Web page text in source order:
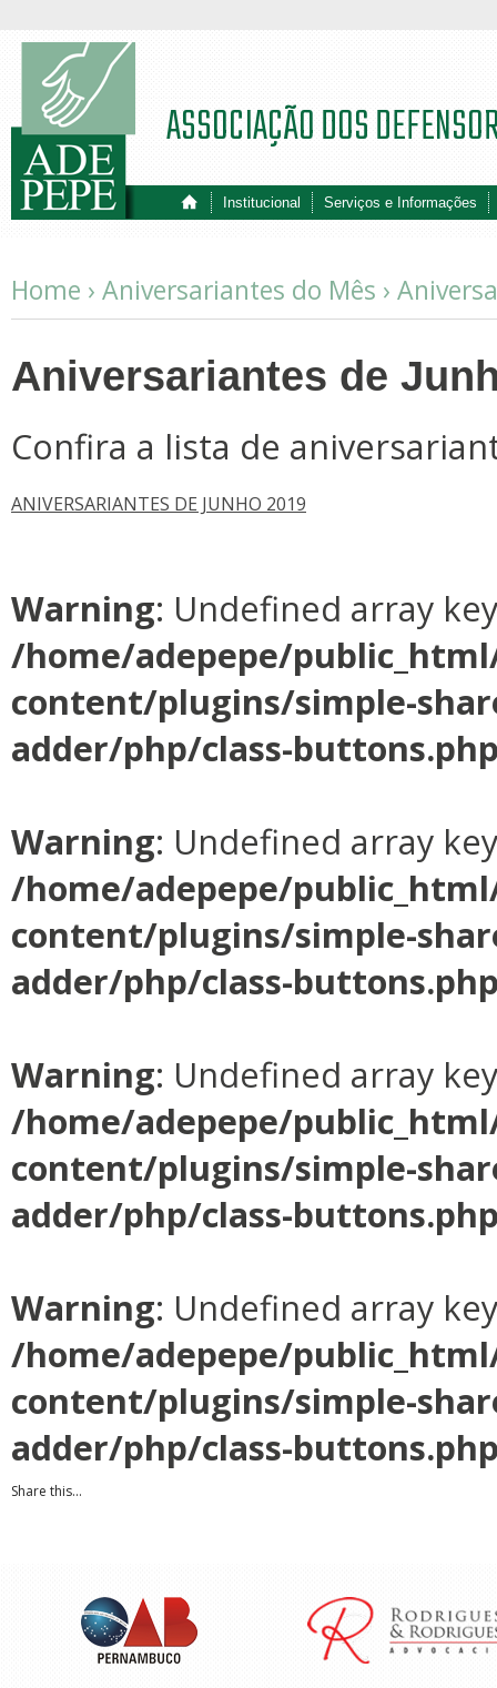
Institucional Serviços e Informações
ASSOCIAÇÃO DOS
Home › Aniversariantes do Mês ›
Aniversariantes de
Confira a lista de
ANIVERSARIANTES DE JUNHO 2019
Warning: Undefined array
/home/adepepe/
content/plugins/simple-
adder/php/class-
Warning: Undefined array
/home/adepepe/
content/plugins/simple-
adder/php/class-
Warning: Undefined array
/home/adepepe/
content/plugins/simple-
adder/php/class-
Warning: Undefined array
/home/adepepe/
content/plugins/simple-
adder/php/class-
Share this...